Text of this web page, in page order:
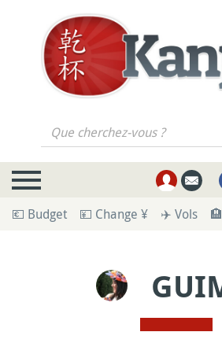
Que cherchez-vous ?
💶 Budget 💴 Change ¥ ✈️ Vols